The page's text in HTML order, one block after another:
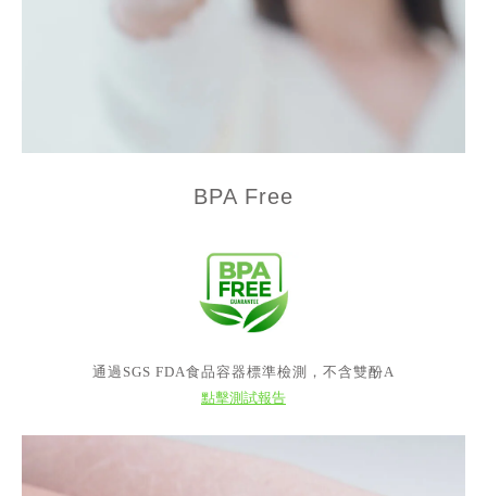
BPA Free
通過SGS FDA食品容器標準檢測，不含雙酚A
點擊測試報告